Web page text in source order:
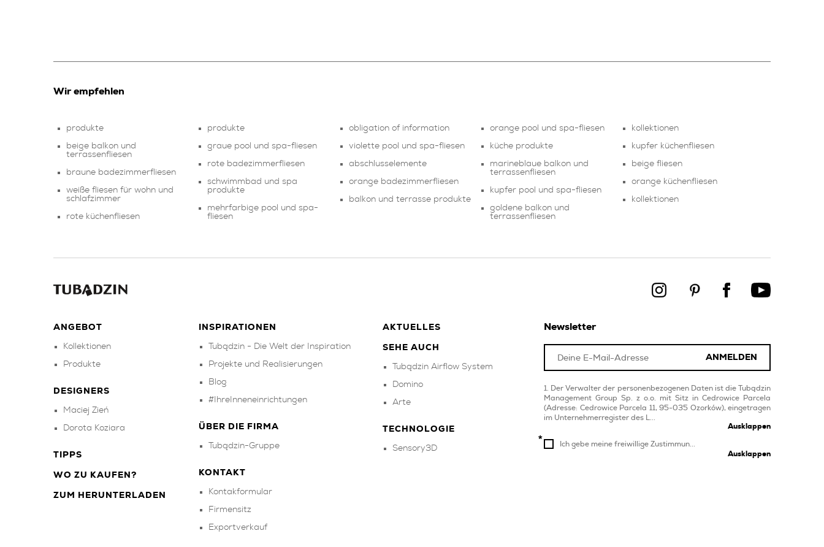
Wir empfehlen
produkte
beige balkon und
terrassenfliesen
braune badezimmerfliesen
weiße fliesen für wohn und
schlafzimmer
rote küchenfliesen
produkte
graue pool und spa-fliesen
rote badezimmerfliesen
schwimmbad und spa
produkte
mehrfarbige pool und spa-
fliesen
obligation of information
violette pool und spa-fliesen
abschlusselemente
orange badezimmerfliesen
balkon und terrasse produkte
orange pool und spa-fliesen
küche produkte
marineblaue balkon und
terrassenfliesen
kupfer pool und spa-fliesen
goldene balkon und
terrassenfliesen
kollektionen
kupfer küchenfliesen
beige fliesen
orange küchenfliesen
kollektionen
ANGEBOT
Kollektionen
Produkte
DESIGNERS
Maciej Zień
Dorota Koziara
TIPPS
WO ZU KAUFEN?
ZUM HERUNTERLADEN
INSPIRATIONEN
Tubądzin - Die Welt der Inspiration
Projekte und Realisierungen
Blog
#IhreInneneinrichtungen
ÜBER DIE FIRMA
Tubądzin-Gruppe
KONTAKT
Kontakformular
Firmensitz
Exportverkauf
AKTUELLES
SEHE AUCH
Tubądzin Airflow System
Domino
Arte
TECHNOLOGIE
Sensory3D
Newsletter
ANMELDEN
Der Verwalter der personenbezogenen Daten ist die Tubądzin
Management Group Sp. z o.o. mit Sitz in Cedrowice Parcela
(Adresse: Cedrowice Parcela 11, 95-035 Ozorków), eingetragen
im Unternehmerregister des L...
Ausklappen
Ich gebe meine freiwillige Zustimmun...
Ausklappen